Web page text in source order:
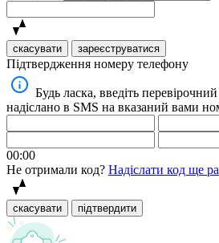
скасувати зареєструватися
Підтвердження номеру телефону
Будь ласка, введіть
надіслано в SMS на вказаний вами
00:00
Не отримали код? Надіслати код ще
скасувати підтвердити